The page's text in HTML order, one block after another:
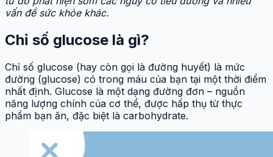
vấn đề sức khỏe khác.
Chỉ số glucose là gì?
Chỉ số glucose (hay còn gọi là đường huyết) là mức
đường (glucose) có trong máu của bạn tại một thời điểm
nhất định. Glucose là một dạng đường đơn – nguồn
năng lượng chính của cơ thể, được hấp thụ từ thực
phẩm bạn ăn, đặc biệt là carbohydrate.